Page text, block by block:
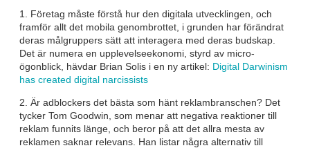
1. Företag måste förstå hur den digitala utvecklingen, och
framför allt det mobila genombrottet, i grunden har förändrat
deras målgruppers sätt att interagera med deras budskap.
Det är numera en upplevelseekonomi, styrd av micro-
ögonblick, hävdar Brian Solis i en ny artikel: Digital Darwinism
has created digital narcissists
2. Är adblockers det bästa som hänt reklambranschen? Det
tycker Tom Goodwin, som menar att negativa reaktioner till
reklam funnits länge, och beror på att det allra mesta av
reklamen saknar relevans. Han listar några alternativ till